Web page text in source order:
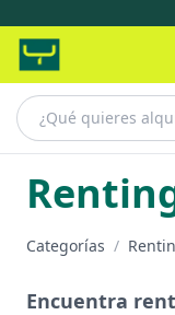
Categorías /
Encuentra